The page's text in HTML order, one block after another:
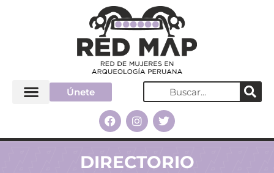
Únete
DIRECTORIO